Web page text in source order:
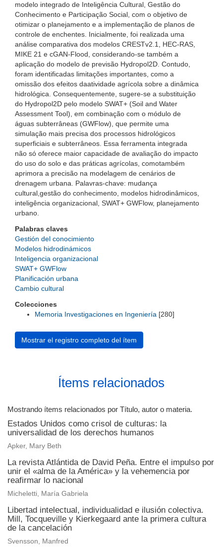
modelo integrado de Inteligência Cultural, Gestão do
Conhecimento e Participação Social, com o objetivo de
otimizar o planejamento e a implementação de planos de
controle de enchentes. Inicialmente, foi realizada uma
análise comparativa dos modelos CRESTv2.1, HEC-RAS,
MIKE 21 e cGAN-Flood, considerando-se também a
aplicação do modelo de previsão Hydropol2D. Contudo,
foram identificadas limitações importantes, como a
omissão dos efeitos daatividade agrícola sobre a dinâmica
hidrológica. Consequentemente, sugere-se a substituição
do Hydropol2D pelo modelo SWAT+ (Soil and Water
Assessment Tool), em combinação com o módulo de
águas subterrâneas (GWFlow), que permite uma
simulação mais precisa dos processos hidrológicos
superficiais e subterrâneos. Essa ferramenta integrada
não só oferece maior capacidade de avaliação do impacto
do uso do solo e das práticas agrícolas, comotambém
aprimora a precisão na modelagem de cenários de
drenagem urbana. Palavras-chave: mudança
cultural,gestão do conhecimento, modelos hidrodinâmicos,
inteligência organizacional, SWAT+ GWFlow, planejamento
urbano.
Palabras claves
Gestión del conocimiento
Modelos hidrodinámicos
Inteligencia organizacional
SWAT+ GWFlow
Planificación urbana
Cambio cultural
Colecciones
Memoria Investigaciones en Ingeniería [280]
Mostrar el registro completo del ítem
Ítems relacionados
Mostrando ítems relacionados por Título, autor o materia.
Estados Unidos como crisol de culturas: la
universalidad de los derechos humanos
Apker, Mary Beth
La revista Atlántida de David Peña. Entre el impulso por
unir el «alma de la América» y la vehemencia por
reafirmar lo nacional
Micheletti, María Gabriela
Libertad intelectual, individualidad e ilusión colectiva.
Mill, Tocqueville y Kierkegaard ante la primera cultura
de la cancelación
Svensson, Manfred